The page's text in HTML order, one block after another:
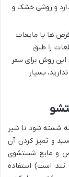
و روشی خشک و
ها یا مایعات
را طبق
روش برای سفر
بسیار
شسته شود تا شیر
و تمیز کردن آن
و مایع شستشوی
تند است) استفاده